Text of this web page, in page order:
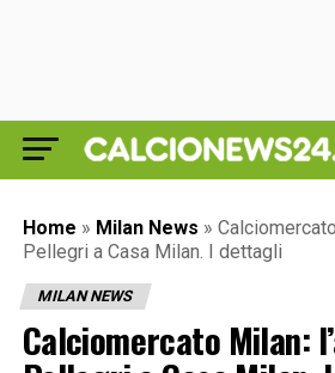
Home » Milan News »
Pellegri a Casa Milan. I dettagli
MILAN NEWS
Calciomercato Milan: